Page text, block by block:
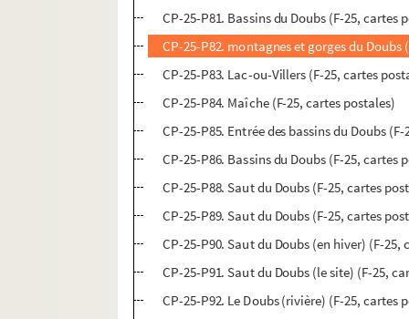
CP-25-P81. Bassins du Doubs (F-25, cartes
CP-25-P82. montagnes et gorges du Doubs
CP-25-P83. Lac-ou-Villers (F-25, cartes
CP-25-P84. Maîche (F-25, cartes postales)
CP-25-P85. Entrée des bassins du Doubs
CP-25-P86. Bassins du Doubs (F-25, cartes
CP-25-P88. Saut du Doubs (F-25, cartes
CP-25-P89. Saut du Doubs (F-25, cartes
CP-25-P90. Saut du Doubs (en hiver) (F-25,
CP-25-P91. Saut du Doubs (le site) (F-25,
CP-25-P92. Le Doubs (rivière) (F-25, cartes